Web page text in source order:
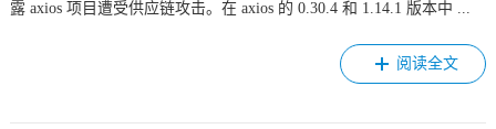
露 axios 项目遭受供应链攻击。在 axios 的 0.30.4 和 1.14.1 版本中 ...
阅读全文